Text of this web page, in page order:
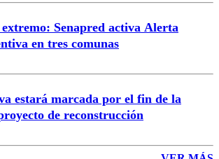
Senapred activa Alerta
en tres comunas
estará marcada por el fin de la
de reconstrucción